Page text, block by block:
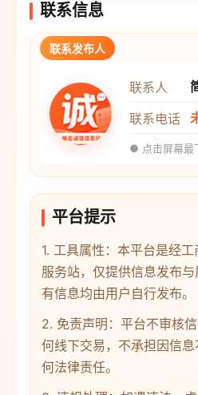
联系信息
联系发布人
联系人
联系电话
● 点击屏幕最
平台提示
1. 工具属性：本平台是经
服务站，仅提供信息发布
有信息均由用户自行发布。
2. 免责声明：平台不审核
何线下交易，不承担因信
何法律责任。